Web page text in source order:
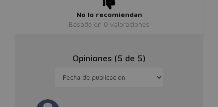
No lo recomiendan
Basado en 0 valoraciones
Opiniones (5 de 5)